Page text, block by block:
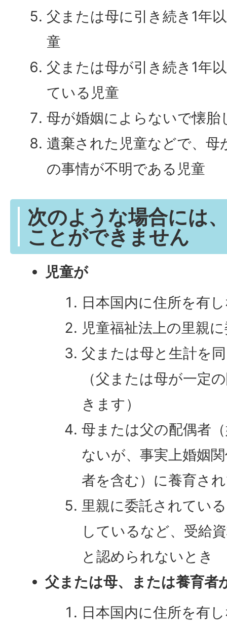
父または母に引き続き1年
童
父または母が引き続き1年
ている児童
母が婚姻によらないで懐胎
遺棄された児童などで、母
の事情が不明である児童
次のような場合には
ことができません
児童が
日本国内に住所を有
児童福祉法上の里親
父または母と生計を
（父または母が一定
きます）
母または父の配偶者
ないが、事実上婚姻
者を含む）に養育さ
里親に委託されてい
しているなど、受給
と認められないとき
父または母、または養育者
日本国内に住所を有